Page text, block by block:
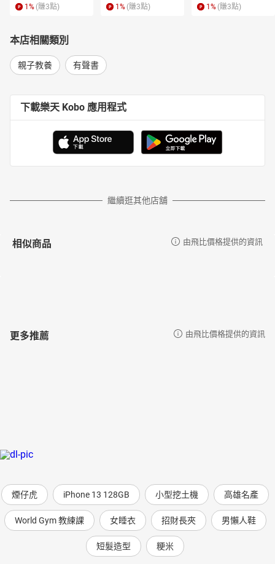
1 % (賺3點) 1 % (賺3點) 1 % (賺3點)
本店相關類別
親子教養 有聲書
下載樂天 Kobo 應用程式
繼續逛其他店舖
相似商品 由飛比價格提供的資訊
更多推薦 由飛比價格提供的資訊
煙仔虎 iPhone 13 128GB 小型挖土機 高雄名產
World Gym 教練課 女睡衣 招財長夾 男懶人鞋
短髮造型 粳米